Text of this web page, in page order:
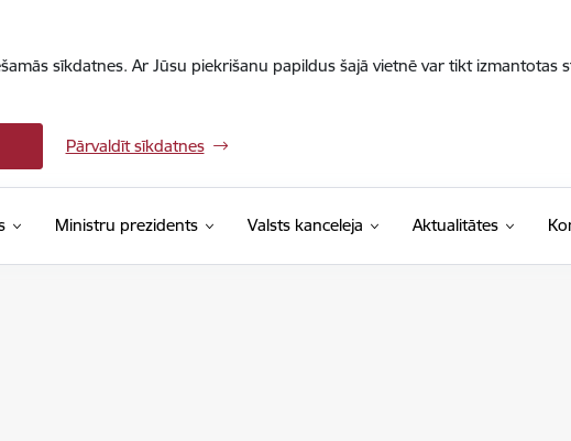
sīkdatnes. Ar Jūsu piekrišanu papildus šajā vietnē var tikt izmantotas
Pārvaldīt sīkdatnes
Ministru prezidents Valsts kanceleja Aktualitātes